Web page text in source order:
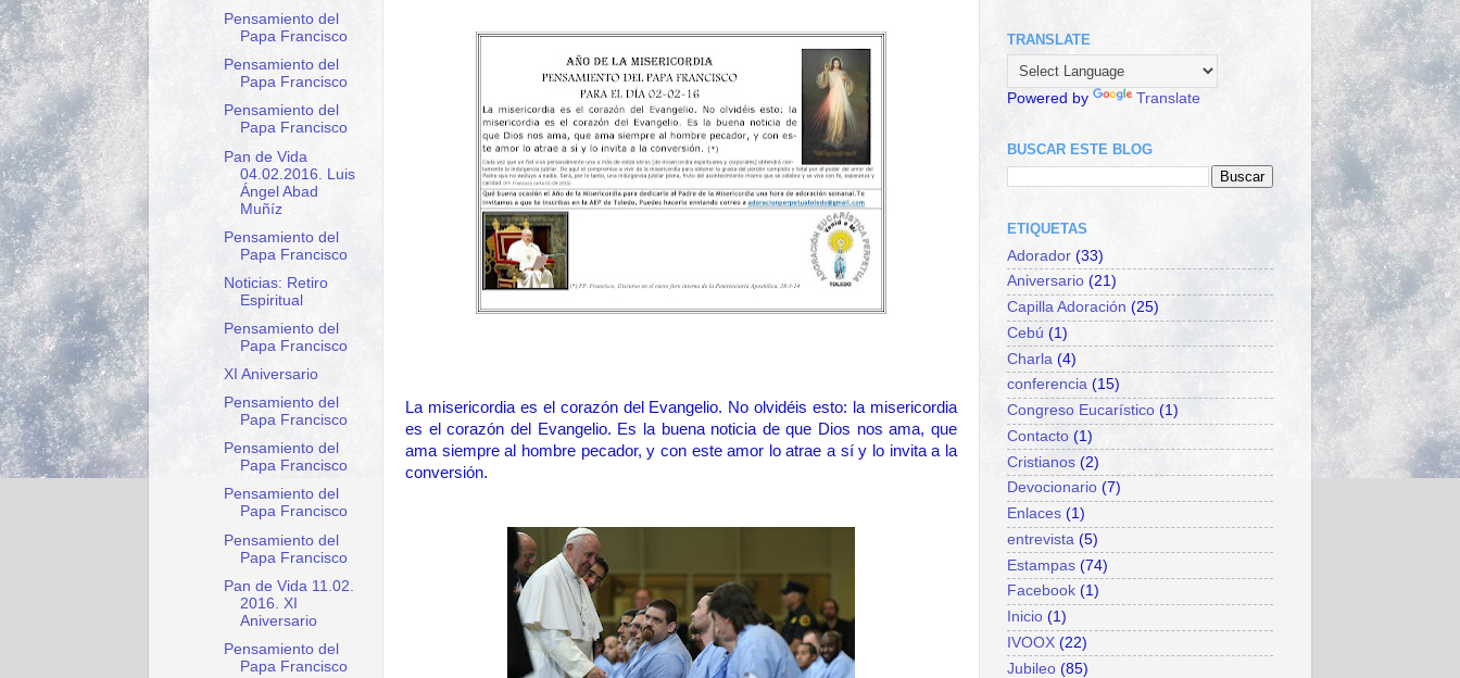
La misericordia es el corazón del Evangelio. No olvidéis esto: la misericordia
es el corazón del Evangelio. Es la buena noticia de que Dios nos ama, que
ama siempre al hombre pecador, y con este amor lo atrae a sí y lo invita a la
conversión.
Pensamiento del
Papa Francisco
Pensamiento del
Papa Francisco
Pensamiento del
Papa Francisco
Pan de Vida
04.02.2016. Luis
Ángel Abad
Muñíz
Pensamiento del
Papa Francisco
Noticias: Retiro
Espiritual
Pensamiento del
Papa Francisco
XI Aniversario
Pensamiento del
Papa Francisco
Pensamiento del
Papa Francisco
Pensamiento del
Papa Francisco
Pensamiento del
Papa Francisco
Pan de Vida 11.02.
2016. XI
Aniversario
Pensamiento del
Papa Francisco
TRANSLATE
Powered by Translate
BUSCAR ESTE BLOG
ETIQUETAS
Adorador (33)
Aniversario (21)
Capilla Adoración (25)
Cebú (1)
Charla (4)
conferencia (15)
Congreso Eucarístico (1)
Contacto (1)
Cristianos (2)
Devocionario (7)
Enlaces (1)
entrevista (5)
Estampas (74)
Facebook (1)
Inicio (1)
IVOOX (22)
Jubileo (85)